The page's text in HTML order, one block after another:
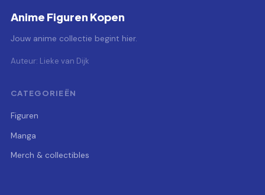
Anime Figuren Kopen
Jouw anime collectie begint hier.
Auteur: Lieke van Dijk
CATEGORIEËN
Figuren
Manga
Merch & collectibles